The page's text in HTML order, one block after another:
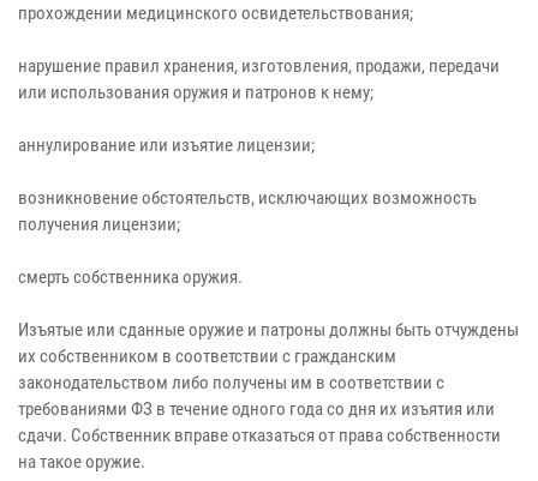
прохождении медицинского освидетельствования;
нарушение правил хранения, изготовления, продажи, передачи
или использования оружия и патронов к нему;
аннулирование или изъятие лицензии;
возникновение обстоятельств, исключающих возможность
получения лицензии;
смерть собственника оружия.
Изъятые или сданные оружие и патроны должны быть отчуждены
их собственником в соответствии с гражданским
законодательством либо получены им в соответствии с
требованиями ФЗ в течение одного года со дня их изъятия или
сдачи. Собственник вправе отказаться от права собственности
на такое оружие.